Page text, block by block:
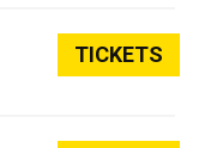
TICKETS